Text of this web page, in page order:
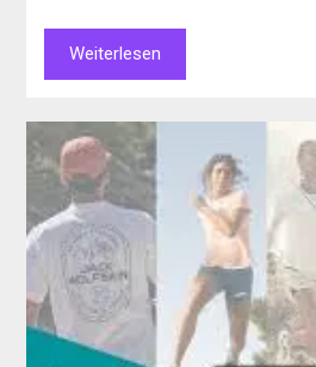
Weiterlesen